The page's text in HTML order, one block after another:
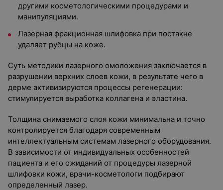
другими косметологическими процедурами и
манипуляциями.
Лазерная фракционная шлифовка при постакне
удаляет рубцы на коже.
Суть методики лазерного омоложения заключается в
разрушении верхних слоев кожи, в результате чего в
дерме активизируются процессы регенерации:
стимулируется выработка коллагена и эластина.
Толщина снимаемого слоя кожи минимальна и точно
контролируется благодаря современным
интеллектуальным системам лазерного оборудования.
В зависимости от индивидуальных особенностей
пациента и его ожиданий от процедуры лазерной
шлифовки кожи, врачи-косметологи подбирают
определенный лазер.